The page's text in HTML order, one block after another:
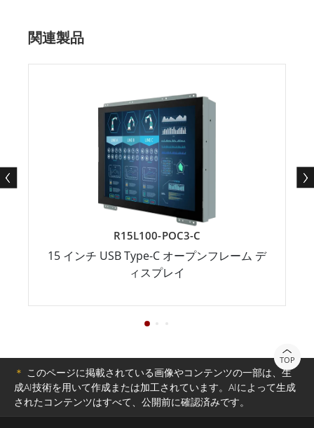
関連製品
R15L100-POC3-C
15 インチ USB Type-C オープンフレーム デ
ィスプレイ
TOP
＊ このページに掲載されている画像やコンテンツの一部は、生
成AI技術を用いて作成または加工されています。AIによって生成
されたコンテンツはすべて、公開前に確認済みです。